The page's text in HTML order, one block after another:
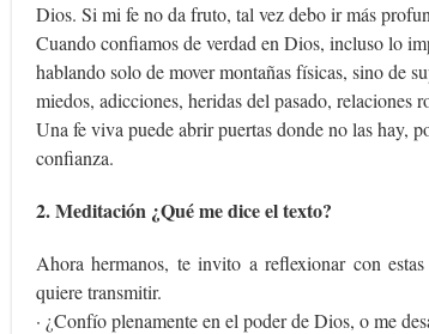
Dios. Si mi fe no da fruto, tal vez debo ir más
Cuando confiamos de verdad en Dios, incluso lo
hablando solo de mover montañas físicas, sino de
miedos, adicciones, heridas del pasado, relaciones
Una fe viva puede abrir puertas donde no las hay,
confianza.
2. Meditación ¿Qué me dice el texto?
Ahora hermanos, te invito a reflexionar con
quiere transmitir.
· ¿Confío plenamente en el poder de Dios, o me